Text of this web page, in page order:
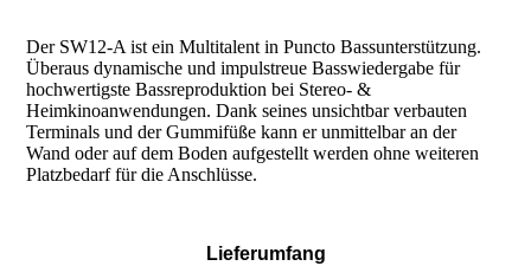
Der SW12-A ist ein Multitalent in Puncto Bassunterstützung.
Überaus dynamische und impulstreue Basswiedergabe für
hochwertigste Bassreproduktion bei Stereo- &
Heimkinoanwendungen. Dank seines unsichtbar verbauten
Terminals und der Gummifüße kann er unmittelbar an der
Wand oder auf dem Boden aufgestellt werden ohne weiteren
Platzbedarf für die Anschlüsse.
Lieferumfang